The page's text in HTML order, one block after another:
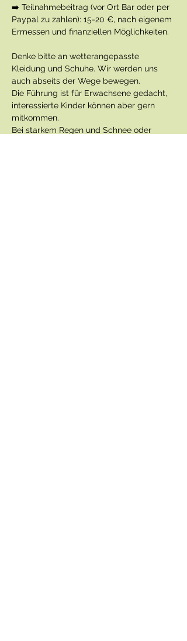
➡️ Teilnahmebeitrag (vor Ort Bar oder per
Paypal zu zahlen): 15-20 €, nach eigenem
Ermessen und finanziellen Möglichkeiten.
Denke bitte an wetterangepasste
Kleidung und Schuhe. Wir werden uns
auch abseits der Wege bewegen.
Die Führung ist für Erwachsene gedacht,
interessierte Kinder können aber gern
mitkommen.
Bei starkem Regen und Schnee oder